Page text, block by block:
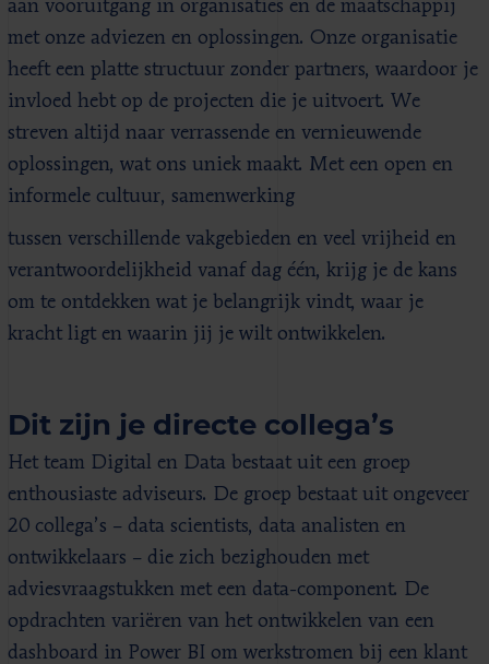
aan vooruitgang in organisaties en de maatschappij
met onze adviezen en oplossingen. Onze organisatie
heeft een platte structuur zonder partners, waardoor je
invloed hebt op de projecten die je uitvoert. We
streven altijd naar verrassende en vernieuwende
oplossingen, wat ons uniek maakt. Met een open en
informele cultuur, samenwerking
tussen verschillende vakgebieden en veel vrijheid en
verantwoordelijkheid vanaf dag één, krijg je de kans
om te ontdekken wat je belangrijk vindt, waar je
kracht ligt en waarin jij je wilt ontwikkelen.
Dit zijn je directe collega’s
Het team Digital en Data bestaat uit een groep
enthousiaste adviseurs. De groep bestaat uit ongeveer
20 collega’s – data scientists, data analisten en
ontwikkelaars – die zich bezighouden met
adviesvraagstukken met een data-component. De
opdrachten variëren van het ontwikkelen van een
dashboard in Power BI om werkstromen bij een klant